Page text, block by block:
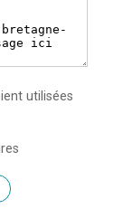
utilisées